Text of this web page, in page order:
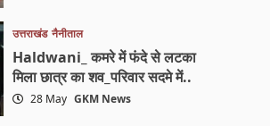
उत्तराखंड नैनीताल
Haldwani_ कमरे में फंदे से लटका
मिला छात्र का शव_परिवार सदमे में..
28 May GKM News